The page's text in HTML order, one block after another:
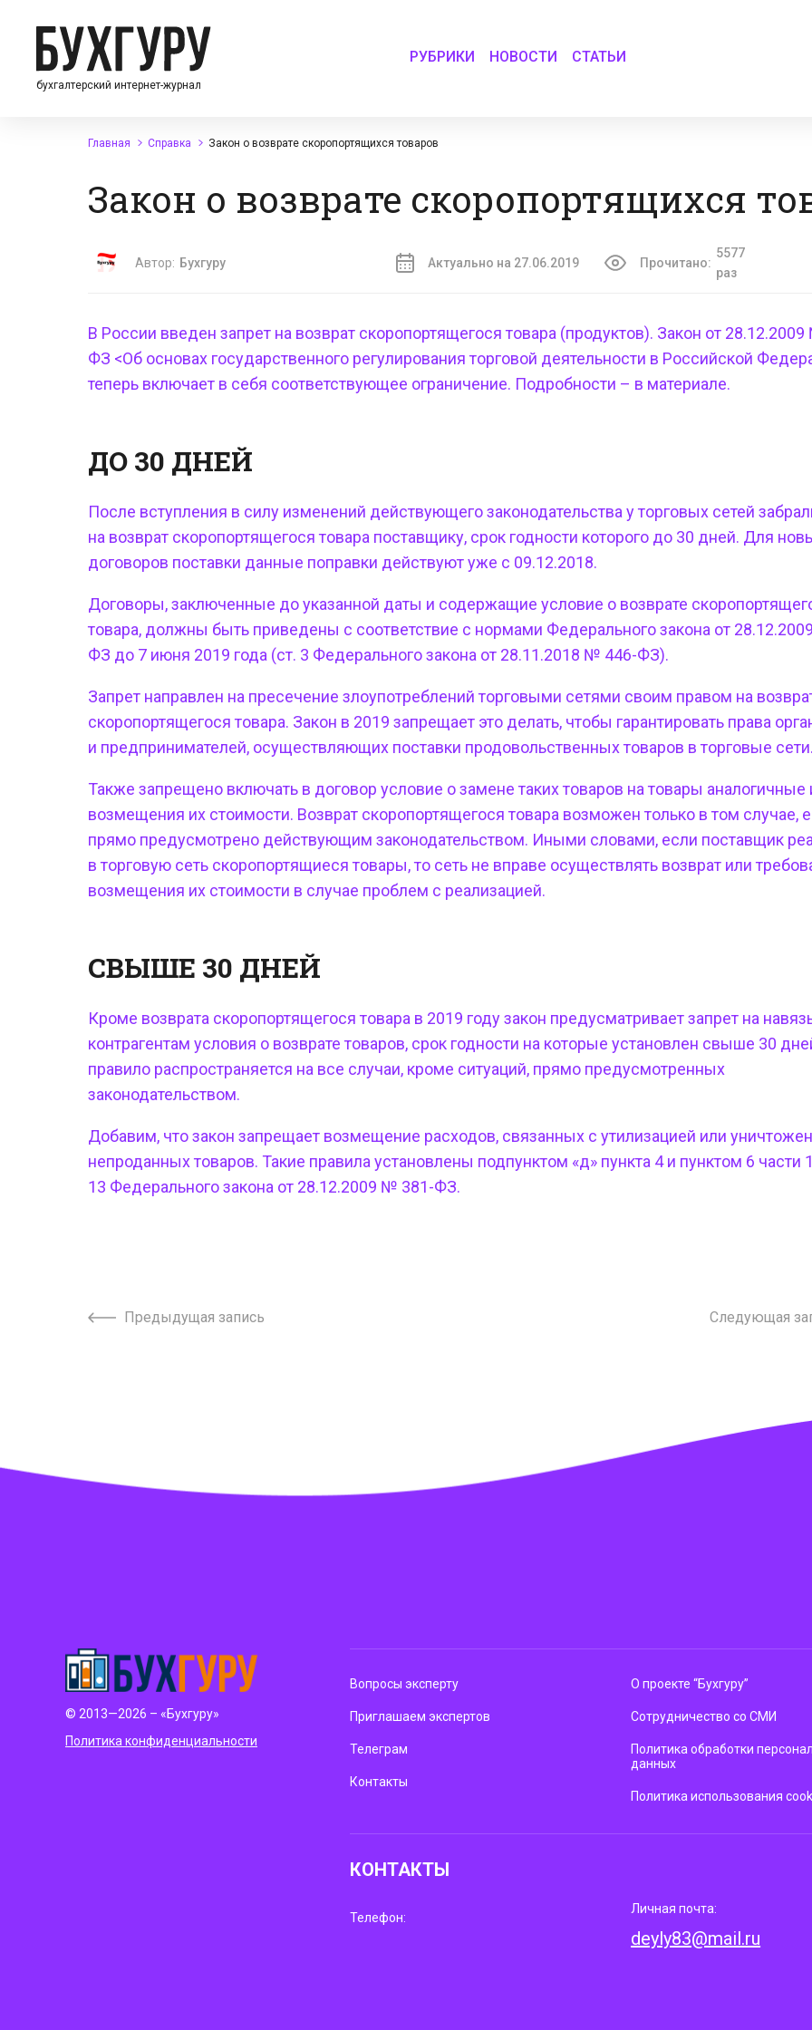
бухгалтерский интернет-журнал
РУБРИКИ НОВОСТИ СТАТЬИ
Главная Справка Закон о возврате скоропортящихся товаров
Закон о возврате скоропортящихся
Автор: Бухгуру Актуально на 27.06.2019 Прочитано:
5577
раз
В России введен запрет на возврат скоропортящегося товара (продуктов). Закон от
ФЗ <Об основах государственного регулирования торговой деятельности в Российской
теперь включает в себя соответствующее ограничение. Подробности – в материале.
ДО 30 ДНЕЙ
После вступления в силу изменений действующего законодательства у торговых сетей
на возврат скоропортящегося товара поставщику, срок годности которого до 30 дней. Для
договоров поставки данные поправки действуют уже с 09.12.2018.
Договоры, заключенные до указанной даты и содержащие условие о возврате
товара, должны быть приведены с соответствие с нормами Федерального закона от
ФЗ до 7 июня 2019 года (ст. 3 Федерального закона от 28.11.2018 № 446-ФЗ).
Запрет направлен на пресечение злоупотреблений торговыми сетями своим правом на
скоропортящегося товара. Закон в 2019 запрещает это делать, чтобы гарантировать права
и предпринимателей, осуществляющих поставки продовольственных товаров в торговые
Также запрещено включать в договор условие о замене таких товаров на товары аналогичные
возмещения их стоимости. Возврат скоропортящегося товара возможен только в том случае,
прямо предусмотрено действующим законодательством. Иными словами, если поставщик
в торговую сеть скоропортящиеся товары, то сеть не вправе осуществлять возврат или
возмещения их стоимости в случае проблем с реализацией.
СВЫШЕ 30 ДНЕЙ
Кроме возврата скоропортящегося товара в 2019 годузакон предусматривает запрет на
контрагентам условия о возврате товаров, срок годности на которые установлен свыше 30
правило распространяется на все случаи, кроме ситуаций, прямо предусмотренных
законодательством.
Добавим, что закон запрещает возмещение расходов, связанных с утилизацией или
непроданных товаров. Такие правила установлены подпунктом «д» пункта 4 и пунктом 6 части
13 Федерального закона от 28.12.2009 № 381-ФЗ.
Предыдущая запись Следующая
© 2013—2026 – «Бухгуру»
Политика конфиденциальности
Вопросы эксперту
Приглашаем экспертов
Телеграм
Контакты
О проекте “Бухгуру”
Сотрудничество со СМИ
Политика обработки
данных
Политика использования
КОНТАКТЫ
Телефон:
Личная почта:
deyly83@mail.ru